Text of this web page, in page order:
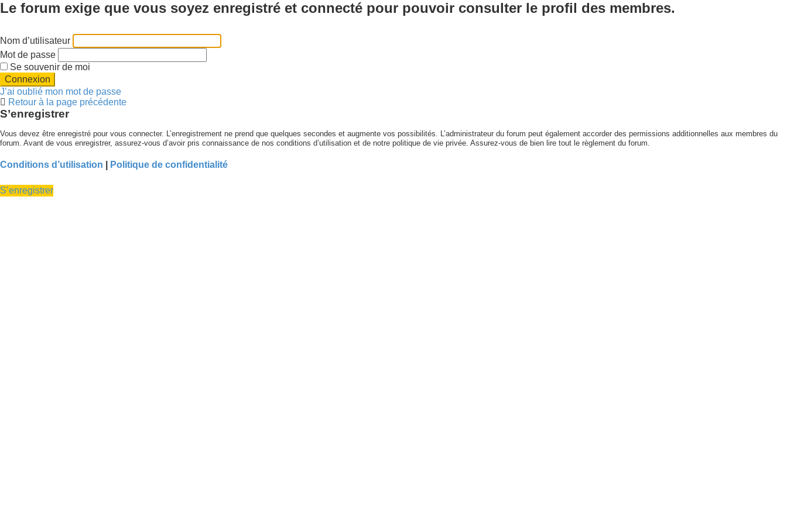
Le forum exige que vous soyez enregistré et connecté pour pouvoir consulter le profil des membres.
Nom d’utilisateur
Mot de passe
Se souvenir de moi
J’ai oublié mon mot de passe
Retour à la page précédente
S’enregistrer
Vous devez être enregistré pour vous connecter. L’enregistrement ne prend que quelques secondes et augmente vos possibilités. L’administrateur du forum peut également accorder des permissions additionnelles aux membres du
forum. Avant de vous enregistrer, assurez-vous d’avoir pris connaissance de nos conditions d’utilisation et de notre politique de vie privée. Assurez-vous de bien lire tout le règlement du forum.
Conditions d’utilisation Politique de confidentialité
S’enregistrer